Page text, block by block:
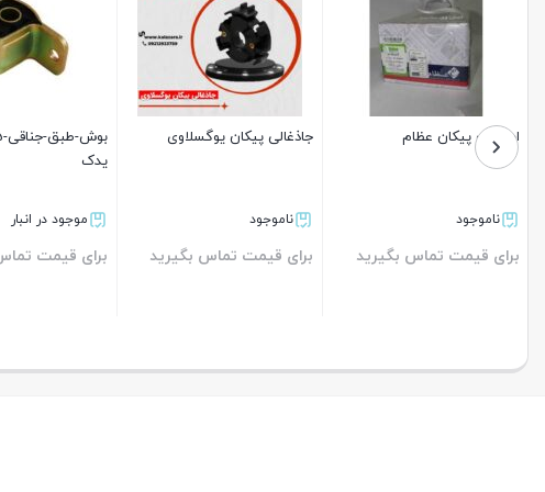
استارت پیکان عظام
ناموجود
برای قیمت تماس بگیرید
جاذغالی پیکان یوگسلاوی
ناموجود
برای قیمت تماس بگیرید
یدک
موجود در انبار
برای قیمت